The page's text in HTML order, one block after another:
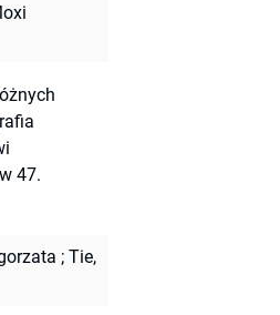
47.
; Tie,